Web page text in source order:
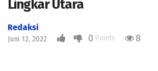
Lingkar Utara
Redaksi
Juni 12, 2022 0 Points 8